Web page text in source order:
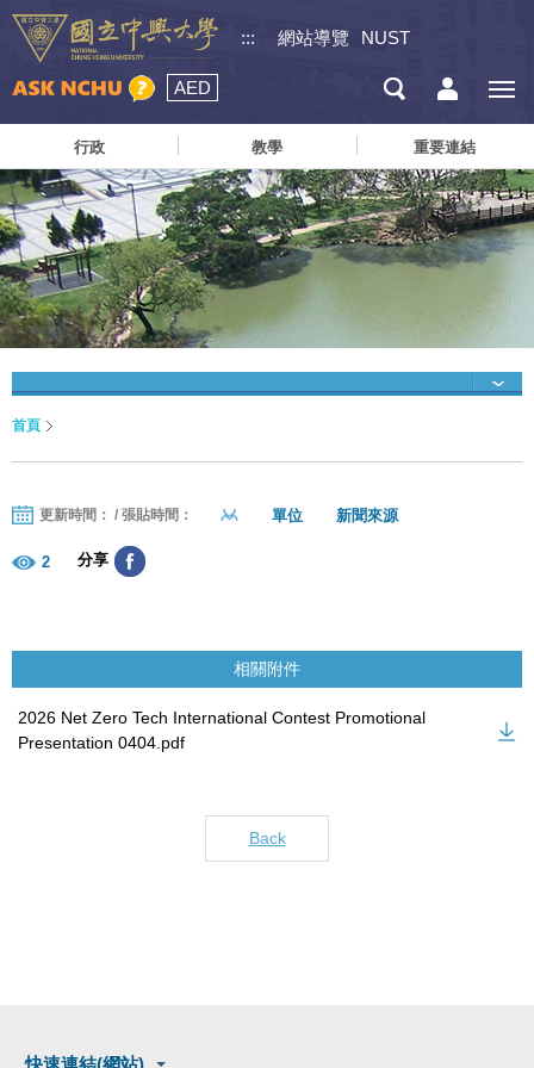
::: 網站導覽 NUST
AED
行政 教學 重要連結
首頁
更新時間： / 張貼時間： 單位 新聞來源
2 分享
相關附件
2026 Net Zero Tech International Contest Promotional
Presentation 0404.pdf
Back
快速連結(網站)